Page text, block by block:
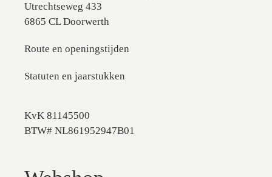
Utrechtseweg 433
6865 CL Doorwerth
Route en openingstijden
Statuten en jaarstukken
KvK 81145500
BTW# NL861952947B01